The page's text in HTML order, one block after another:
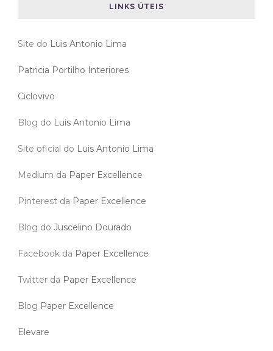
LINKS ÚTEIS
Site do Luis Antonio Lima
Patricia Portilho Interiores
Ciclovivo
Blog do Luis Antonio Lima
Site oficial do Luis Antonio Lima
Medium da Paper Excellence
Pinterest da Paper Excellence
Blog do Juscelino Dourado
Facebook da Paper Excellence
Twitter da Paper Excellence
Blog Paper Excellence
Elevare